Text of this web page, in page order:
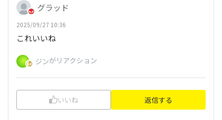
グラッド
2025/09/27 10:36
これいいね
ジンがリアクション
いいね 返信する